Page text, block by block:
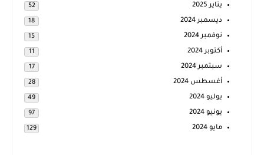
يناير 2025 52
ديسمبر 2024 18
نوفمبر 2024 15
أكتوبر 2024 11
سبتمبر 2024 17
أغسطس 2024 28
يوليو 2024 49
يونيو 2024 97
مايو 2024 129